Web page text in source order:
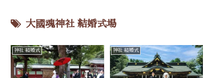
大國魂神社 結婚式場
神社 結婚式 神社 結婚式